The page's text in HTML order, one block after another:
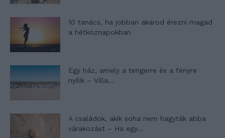
10 tanács, ha jobban akarod érezni magad
a hétköznapokban
Egy ház, amely a tengerre és a fényre
nyílik – Villa...
A családok, akik soha nem hagyták abba
várakozást – Ha egy...